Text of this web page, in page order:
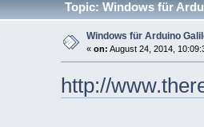
Topic: Windows für
Windows für Arduino
« on: August 24, 2014,
http://